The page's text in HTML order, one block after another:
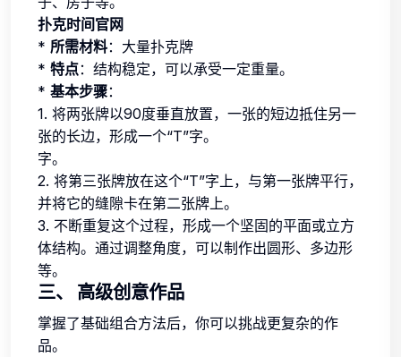
扑克时间官网
* 所需材料：大量扑克牌
* 特点：结构稳定，可以承受一定重量。
* 基本步骤：
1. 将两张牌以90度垂直放置，一张的短边抵住另一
张的长边，形成一个“T”字。
字。
2. 将第三张牌放在这个“T”字上，与第一张牌平行，
并将它的缝隙卡在第二张牌上。
3. 不断重复这个过程，形成一个坚固的平面或立方
体结构。通过调整角度，可以制作出圆形、多边形
等。
三、 高级创意作品
掌握了基础组合方法后，你可以挑战更复杂的作
品。